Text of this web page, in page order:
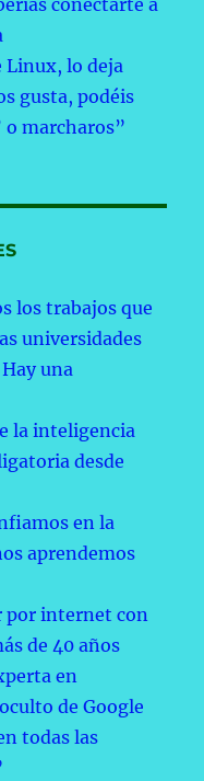
conectarte a
Linux, lo deja
gusta, podéis
o marcharos”
los trabajos que
universidades
una
la inteligencia
desde
en la
aprendemos
por internet con
de 40 años
en
de Google
todas las